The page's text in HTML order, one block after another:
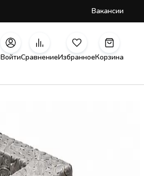
Вакансии
ВойтиСравнениеИзбранноеКорзина